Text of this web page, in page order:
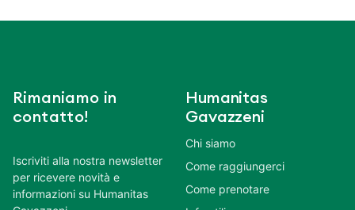
Rimaniamo in
contatto!
Iscriviti alla nostra newsletter
per ricevere novità e
informazioni su Humanitas
Humanitas
Gavazzeni
Chi siamo
Come raggiungerci
Come prenotare